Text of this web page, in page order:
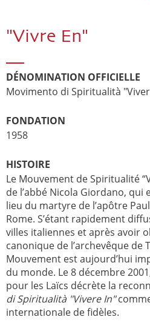
"Vivre En"
DÉNOMINATION OFFICIELLE
Movimento di Spiritualità
FONDATION
1958
HISTOIRE
Le Mouvement de Spiritualité
de l’abbé Nicola Giordano, qui
lieu du martyre de l’apôtre
Rome. S’étant rapidement
villes italiennes et après avoir
canonique de l’archevêque de
Mouvement est aujourd’hui
du monde. Le 8 décembre
pour les Laïcs décrète la
di Spiritualità "Vivere In"
internationale de fidèles.